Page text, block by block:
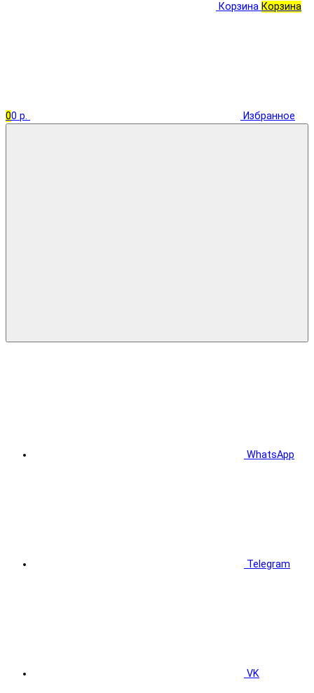
Корзина Корзина
00 р. Избранное
WhatsApp
Telegram
VK